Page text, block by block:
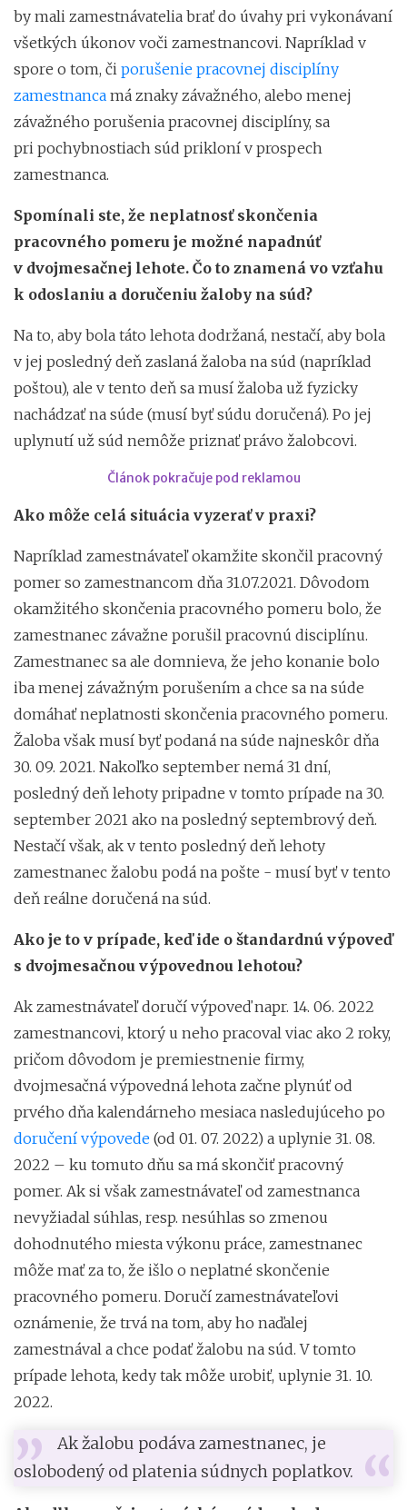
by mali zamestnávatelia brať do úvahy pri vykonávaní
všetkých úkonov voči zamestnancovi. Napríklad v
spore o tom, či porušenie pracovnej disciplíny
zamestnanca má znaky závažného, alebo menej
závažného porušenia pracovnej disciplíny, sa
pri pochybnostiach súd prikloní v prospech
zamestnanca.
Spomínali ste, že neplatnosť skončenia
pracovného pomeru je možné napadnúť
v dvojmesačnej lehote. Čo to znamená vo vzťahu
k odoslaniu a doručeniu žaloby na súd?
Na to, aby bola táto lehota dodržaná, nestačí, aby bola
v jej posledný deň zaslaná žaloba na súd (napríklad
poštou), ale v tento deň sa musí žaloba už fyzicky
nachádzať na súde (musí byť súdu doručená). Po jej
uplynutí už súd nemôže priznať právo žalobcovi.
Článok pokračuje pod reklamou
Ako môže celá situácia vyzerať v praxi?
Napríklad zamestnávateľ okamžite skončil pracovný
pomer so zamestnancom dňa 31.07.2021. Dôvodom
okamžitého skončenia pracovného pomeru bolo, že
zamestnanec závažne porušil pracovnú disciplínu.
Zamestnanec sa ale domnieva, že jeho konanie bolo
iba menej závažným porušením a chce sa na súde
domáhať neplatnosti skončenia pracovného pomeru.
Žaloba však musí byť podaná na súde najneskôr dňa
30. 09. 2021. Nakoľko september nemá 31 dní,
posledný deň lehoty pripadne v tomto prípade na 30.
september 2021 ako na posledný septembrový deň.
Nestačí však, ak v tento posledný deň lehoty
zamestnanec žalobu podá na pošte - musí byť v tento
deň reálne doručená na súd.
Ako je to v prípade, keď ide o štandardnú výpoveď
s dvojmesačnou výpovednou lehotou?
Ak zamestnávateľ doručí výpoveď napr. 14. 06. 2022
zamestnancovi, ktorý u neho pracoval viac ako 2 roky,
pričom dôvodom je premiestnenie firmy,
dvojmesačná výpovedná lehota začne plynúť od
prvého dňa kalendárneho mesiaca nasledujúceho po
doručení výpovede (od 01. 07. 2022) a uplynie 31. 08.
2022 – ku tomuto dňu sa má skončiť pracovný
pomer. Ak si však zamestnávateľ od zamestnanca
nevyžiadal súhlas, resp. nesúhlas so zmenou
dohodnutého miesta výkonu práce, zamestnanec
môže mať za to, že išlo o neplatné skončenie
pracovného pomeru. Doručí zamestnávateľovi
oznámenie, že trvá na tom, aby ho naďalej
zamestnával a chce podať žalobu na súd. V tomto
prípade lehota, kedy tak môže urobiť, uplynie 31. 10.
2022.
Ak žalobu podáva zamestnanec, je
oslobodený od platenia súdnych poplatkov.